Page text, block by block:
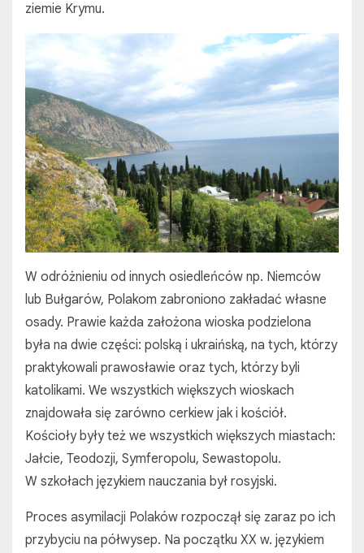
ziemie Krymu.
W odróżnieniu od innych osiedleńców np. Niemców
lub Bułgarów, Polakom zabroniono zakładać własne
osady. Prawie każda założona wioska podzielona
była na dwie części: polską i ukraińską, na tych, którzy
praktykowali prawosławie oraz tych, którzy byli
katolikami. We wszystkich większych wioskach
znajdowała się zarówno cerkiew jak i kościół.
Kościoły były też we wszystkich większych miastach:
Jałcie, Teodozji, Symferopolu, Sewastopolu.
W szkołach językiem nauczania był rosyjski.
Proces asymilacji Polaków rozpoczął się zaraz po ich
przybyciu na półwysep. Na początku XX w. językiem